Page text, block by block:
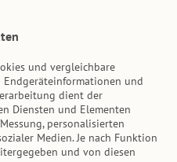
und vergleichbare
und
dient der
Diensten und Elementen
personalisierten
Medien. Je nach Funktion
und von diesen